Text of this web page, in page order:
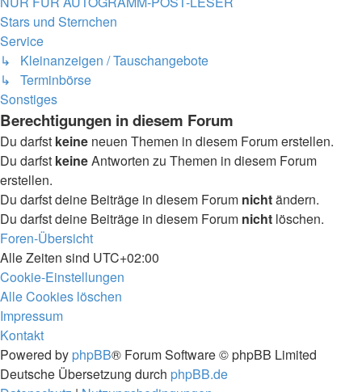
Stars und Sternchen
Service
↳ Kleinanzeigen / Tauschangebote
↳ Terminbörse
Sonstiges
Berechtigungen in diesem Forum
Du darfst keine neuen Themen in diesem Forum erstellen.
Du darfst keineAntworten zu Themen in diesem Forum
erstellen.
Du darfst deine Beiträge in diesem Forum nichtändern.
Du darfst deine Beiträge in diesem Forum nicht löschen.
Foren-Übersicht
Alle Zeiten sind UTC+02:00
Cookie-Einstellungen
Alle Cookies löschen
Impressum
Kontakt
Powered by phpBB® Forum Software © phpBB Limited
Deutsche Übersetzung durch phpBB.de